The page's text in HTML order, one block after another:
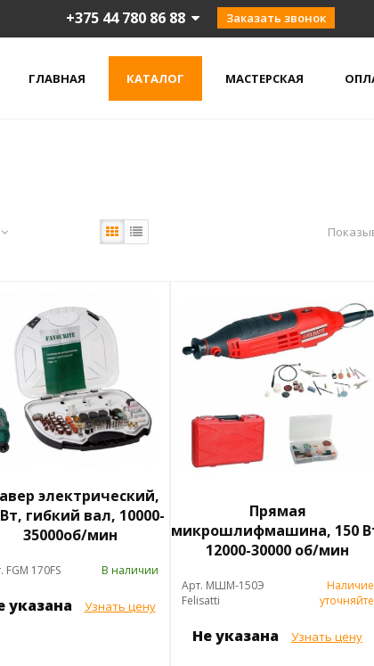
+375 44 780 86 88 Заказать звонок
ГЛАВНАЯ КАТАЛОГ МАСТЕРСКАЯ
электрический,
гибкий вал, 10000-
35000об/мин
FGM 170FS В наличии
указана Узнать цену
Прямая
микрошлифмашина, 150
12000-30000 об/мин
Арт. МШМ-150Э
Felisatti
Наличие
уточняйте
Не указана Узнать цену